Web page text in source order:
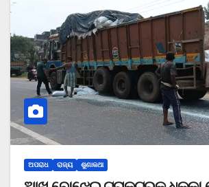
ଅପରାଧ ରାଜ୍ୟ ଶୁଣାକଥା